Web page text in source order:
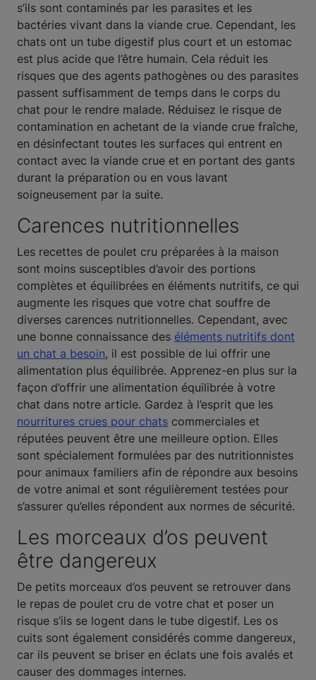
s’ils sont contaminés par les parasites et les
bactéries vivant dans la viande crue. Cependant, les
chats ont un tube digestif plus court et un estomac
est plus acide que l’être humain. Cela réduit les
risques que des agents pathogènes ou des parasites
passent suffisamment de temps dans le corps du
chat pour le rendre malade. Réduisez le risque de
contamination en achetant de la viande crue fraîche,
en désinfectant toutes les surfaces qui entrent en
contact avec la viande crue et en portant des gants
durant la préparation ou en vous lavant
soigneusement par la suite.
Carences nutritionnelles
Les recettes de poulet cru préparées à la maison
sont moins susceptibles d’avoir des portions
complètes et équilibrées en éléments nutritifs, ce qui
augmente les risques que votre chat souffre de
diverses carences nutritionnelles. Cependant, avec
une bonne connaissance des éléments nutritifs dont
un chat a besoin, il est possible de lui offrir une
alimentation plus équilibrée. Apprenez-en plus sur la
façon d’offrir une alimentation équilibrée à votre
chat dans notre article. Gardez à l’esprit que les
nourritures crues pour chats commerciales et
réputées peuvent être une meilleure option. Elles
sont spécialement formulées par des nutritionnistes
pour animaux familiers afin de répondre aux besoins
de votre animal et sont régulièrement testées pour
s’assurer qu’elles répondent aux normes de sécurité.
Les morceaux d’os peuvent
être dangereux
De petits morceaux d’os peuvent se retrouver dans
le repas de poulet cru de votre chat et poser un
risque s’ils se logent dans le tube digestif. Les os
cuits sont également considérés comme dangereux,
car ils peuvent se briser en éclats une fois avalés et
causer des dommages internes.